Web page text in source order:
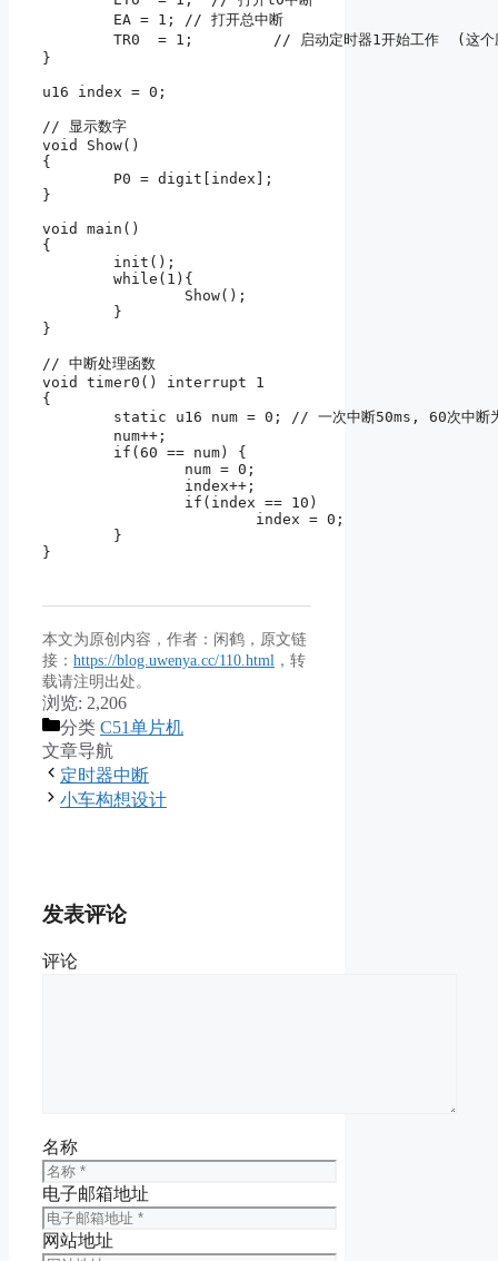
}
u16 index = 0;
// 显示数字
void Show()
{
}
void main()
{
}
// 中断处理函数
void timer0() interrupt 1
{
}
本文为原创内容，作者：闲鹤，原文链
接： https://blog.uwenya.cc/110.html ，转
载请注明出处。
浏览: 2,206
分类 C51单片机
文章导航
定时器中断
小车构想设计
发表评论
评论
名称
电子邮箱地址
网站地址